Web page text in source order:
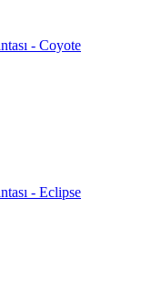
- Coyote
- Eclipse